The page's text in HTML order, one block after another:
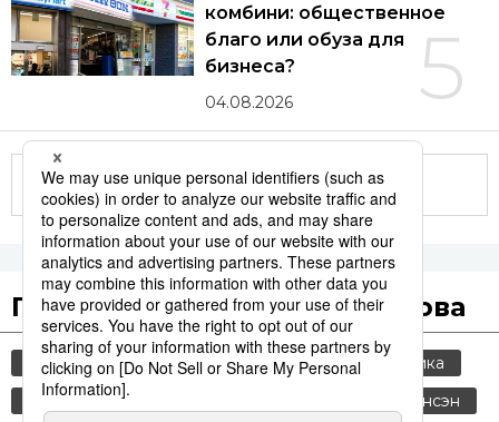
5
комбини: общественное
благо или обуза для
бизнеса?
04.08.2026
Другие статьи по теме
Популярные поисковые слова
общество jiji press культура
политика
история
синкансэн